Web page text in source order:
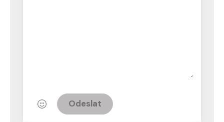
Odeslat